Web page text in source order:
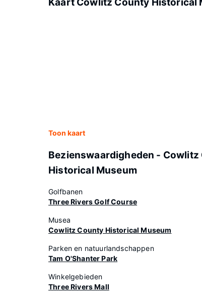
Toon kaart
Bezienswaardigheden - Cowlitz
Historical Museum
Golfbanen
Three Rivers Golf Course
Musea
Cowlitz County Historical Museum
Parken en natuurlandschappen
Tam O'Shanter Park
Winkelgebieden
Three Rivers Mall